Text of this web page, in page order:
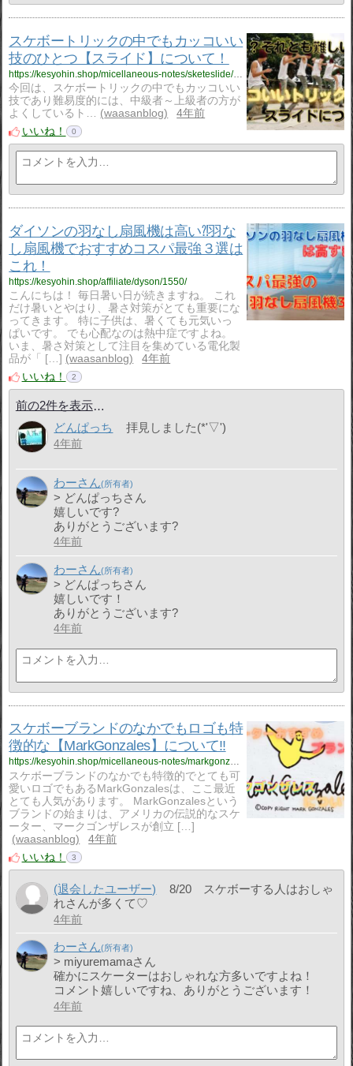
スケボートリックの中でもカッコいい
技のひとつ【スライド】について！
https://kesyohin.shop/micellaneous-notes/sketeslide/1575/
今回は、スケボートリックの中でもカッコいい
技であり難易度的には、中級者～上級者の方が
よくしているト…
waasanblog
4年前
いいね！
0
ダイソンの羽なし扇風機は高い⁈羽な
し扇風機でおすすめコスパ最強３選は
これ！
https://kesyohin.shop/affiliate/dyson/1550/
こんにちは！ 毎日暑い日が続きますね。 これ
だけ暑いとやはり、暑さ対策がとても重要にな
ってきます。 特に子供は、暑くても元気いっ
ぱいです。 でも心配なのは熱中症ですよね。
いま、暑さ対策として注目を集めている電化製
品が「 […]
waasanblog
4年前
いいね！
2
前の2件を表示
どんぱっち
拝見しました(*'▽')
4年前
わーさん
> どんぱっちさん
嬉しいです?
ありがとうございます?
4年前
わーさん
> どんぱっちさん
嬉しいです！
ありがとうございます?
4年前
スケボーブランドのなかでもロゴも特
徴的な【MarkGonzales】について‼
https://kesyohin.shop/micellaneous-notes/markgonzales/1493/
スケボーブランドのなかでも特徴的でとても可
愛いロゴでもあるMarkGonzalesは、ここ最近
とても人気があります。 MarkGonzalesという
ブランドの始まりは、アメリカの伝説的なスケ
ーター、マークゴンザレスが創立 […]
waasanblog
4年前
いいね！
3
(退会したユーザー)
8/20 スケボーする人はおしゃ
れさんが多くて♡
4年前
わーさん
> miyuremamaさん
確かにスケーターはおしゃれな方多いですよね！
コメント嬉しいですね、ありがとうございます！
4年前